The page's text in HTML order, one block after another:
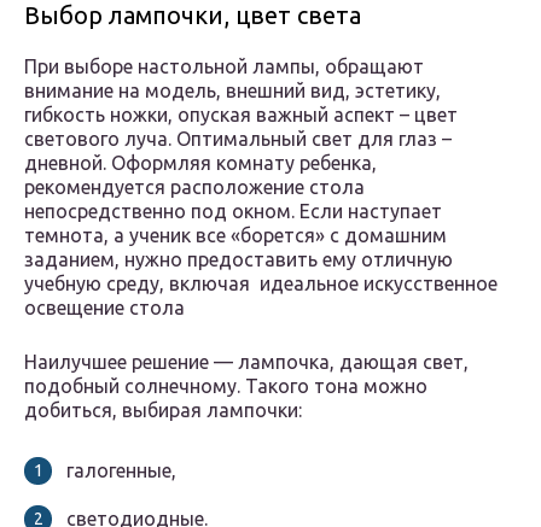
Выбор лампочки, цвет света
При выборе настольной лампы, обращают
внимание на модель, внешний вид, эстетику,
гибкость ножки, опуская важный аспект – цвет
светового луча. Оптимальный свет для глаз –
дневной. Оформляя комнату ребенка,
рекомендуется расположение стола
непосредственно под окном. Если наступает
темнота, а ученик все «борется» с домашним
заданием, нужно предоставить ему отличную
учебную среду, включая идеальное искусственное
освещение стола
Наилучшее решение — лампочка, дающая свет,
подобный солнечному. Такого тона можно
добиться, выбирая лампочки:
галогенные,
светодиодные.